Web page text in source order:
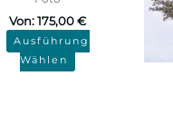
Von:175,00€
Ausführung
Wählen